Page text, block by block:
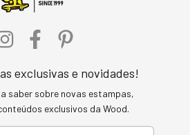
exclusivas e novidades!
saber sobre novas estampas,
exclusivos da Wood.